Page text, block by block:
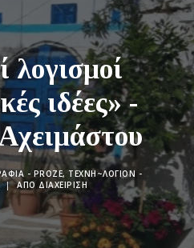
λογισμοί
ιδέες» -
- PROZE, ΤΕΧΝΗ~ΛΌΓΙΟΝ -
| ΑΠΌ ΔΙΑΧΕΊΡΙΣΗ